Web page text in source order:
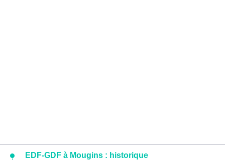
EDF-GDF à Mougins : historique